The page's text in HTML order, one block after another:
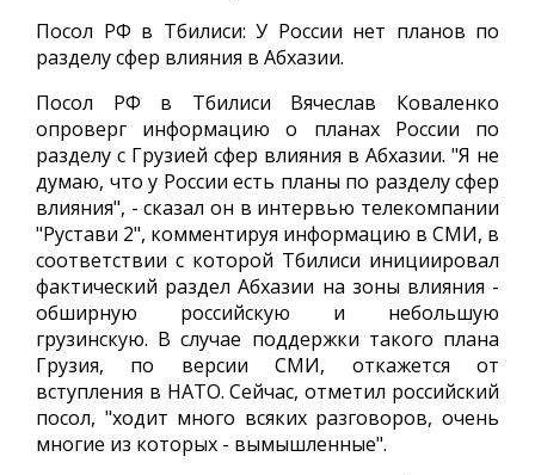
Посол РФ в Тбилиси: У России нет планов по
разделу сфер влияния в Абхазии.
Посол РФ в Тбилиси Вячеслав Коваленко
опроверг информацию о планах России по
разделу с Грузией сфер влияния в Абхазии. "Я не
думаю, что у России есть планы по разделу сфер
влияния", - сказал он в интервью телекомпании
"Рустави 2", комментируя информацию в СМИ, в
соответствии с которой Тбилиси инициировал
фактический раздел Абхазии на зоны влияния -
обширную российскую и небольшую
грузинскую. В случае поддержки такого плана
Грузия, по версии СМИ, откажется от
вступления в НАТО. Сейчас, отметил российский
посол, "ходит много всяких разговоров, очень
многие из которых - вымышленные".